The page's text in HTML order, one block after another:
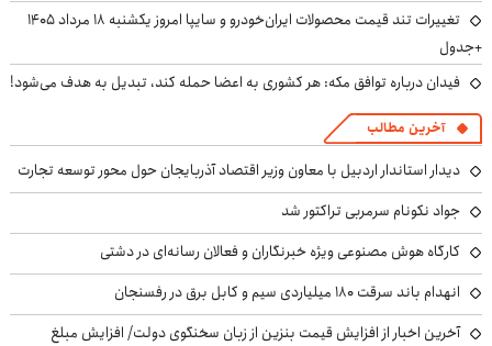
تغییرات تند قیمت محصولات ایران‌خودرو و سایپا امروز یکشنبه ۱۸ مرداد ۱۴۰۵
+جدول
فیدان درباره توافق مکه: هر کشوری به اعضا حمله کند، تبدیل به هدف می‌شود!
آخرین مطالب
دیدار استاندار اردبیل با معاون وزیر اقتصاد آذربایجان حول محور توسعه تجارت
جواد نکونام سرمربی تراکتور شد
کارگاه هوش مصنوعی ویژه خبرنگاران و فعالان رسانه‌ای در دشتی
انهدام باند سرقت ۱۸۰ میلیاردی سیم و کابل برق در رفسنجان
آخرین اخبار از افزایش قیمت بنزین از زبان سخنگوی دولت/ افزایش مبلغ